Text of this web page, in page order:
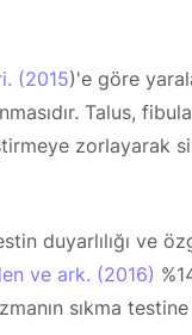
(2015)'e göre
Talus,
zorlayarak
duyarlılığı ve
ve ark. (2016)
sıkma